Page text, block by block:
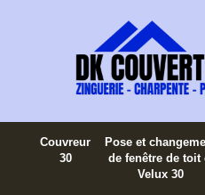
Couvreur
30
Pose et
de fenêtre de toit
Velux 30